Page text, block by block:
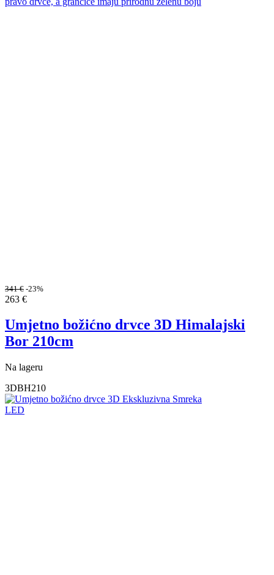
341€ -23%
263 €
Umjetno božićno drvce 3D Himalajski
Bor 210cm
Na lageru
3DBH210